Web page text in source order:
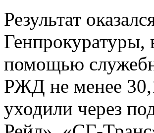
Результат
Генпрокуратуры,
помощью
РЖД не менее
уходили через